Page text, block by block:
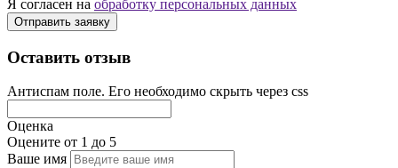
Я согласен на обработку персональных данных
Отправить заявку
Оставить отзыв
Антиспам поле. Его необходимо скрыть через css
Оценка
Оцените от 1 до 5
Ваше имя